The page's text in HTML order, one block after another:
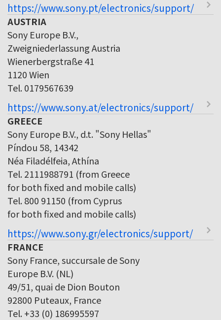
https://www.sony.pt/electronics/support/
AUSTRIA
Sony Europe B.V.,
Zweigniederlassung Austria
Wienerbergstraße 41
1120 Wien
Tel. 0179567639
https://www.sony.at/electronics/support/
GREECE
Sony Europe B.V., d.t. "Sony Hellas"
Píndou 58, 14342
Néa Filadélfeia, Athína
Tel. 2111988791 (from Greece
for both fixed and mobile calls)
Tel. 800 91150 (from Cyprus
for both fixed and mobile calls)
https://www.sony.gr/electronics/support/
FRANCE
Sony France, succursale de Sony
Europe B.V. (NL)
49/51, quai de Dion Bouton
92800 Puteaux, France
Tel. +33 (0) 186995597